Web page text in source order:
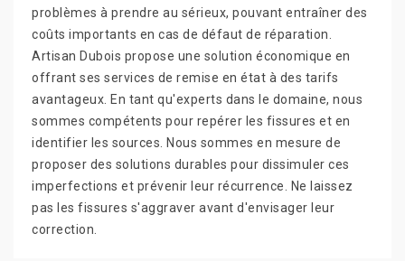
problèmes à prendre au sérieux, pouvant entraîner des
coûts importants en cas de défaut de réparation.
Artisan Dubois propose une solution économique en
offrant ses services de remise en état à des tarifs
avantageux. En tant qu'experts dans le domaine, nous
sommes compétents pour repérer les fissures et en
identifier les sources. Nous sommes en mesure de
proposer des solutions durables pour dissimuler ces
imperfections et prévenir leur récurrence. Ne laissez
pas les fissures s'aggraver avant d'envisager leur
correction.